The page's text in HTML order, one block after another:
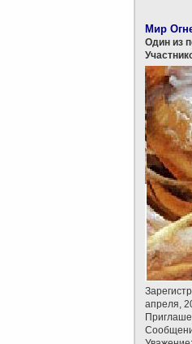
Мир
Один из
апреля,